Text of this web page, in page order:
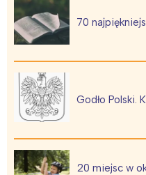
70
Godło Polski.
20 miejsc w
Poznań
Wrocław